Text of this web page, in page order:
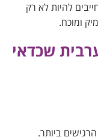
להיות לא רק
ומוכח.
שכדאי
ביותר.